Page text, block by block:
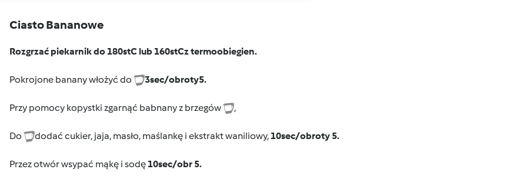
Ciasto Bananowe
Rozgrzać piekarnik do 180stC lub 160stCz termoobiegien.
Pokrojone banany włożyć do 3sec/obroty5.
Przy pomocy kopystki zgarnąć babnany z brzegów ,
Do dodać cukier, jaja, masło, maślankę i ekstrakt waniliowy, 10sec/obroty 5.
Przez otwór wsypać mąkę i sodę 10sec/obr 5.